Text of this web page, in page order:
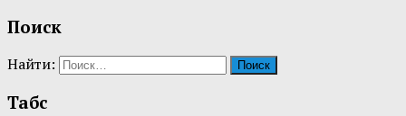
Поиск
Найти:
Табс